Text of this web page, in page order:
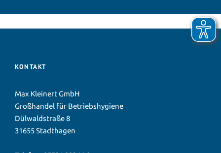
KONTAKT
Max Kleinert GmbH
Großhandel für Betriebshygiene
Dülwaldstraße 8
31655 Stadthagen